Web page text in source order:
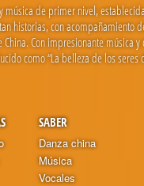
música de primer nivel,
historias, con acompañamiento
Con impresionante música y
como “La belleza de los seres
SABER
Danza china
Música
Vocales